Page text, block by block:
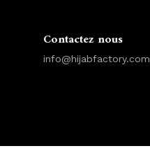
Contactez nous
info@hijabfactory.com